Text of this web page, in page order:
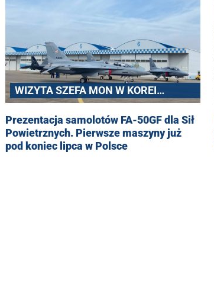
WIZYTA SZEFA MON W KOREI
POŁUDNIOWEJ
Prezentacja samolotów FA-50GF dla Sił
Powietrznych. Pierwsze maszyny już
pod koniec lipca w Polsce